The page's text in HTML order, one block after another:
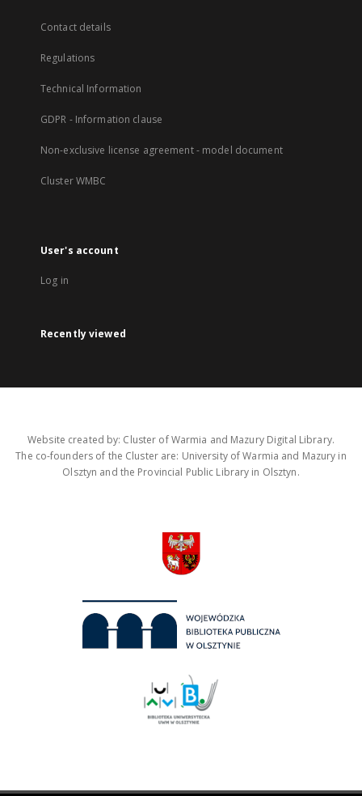
Contact details
Regulations
Technical Information
GDPR - Information clause
Non-exclusive license agreement - model document
Cluster WMBC
User's account
Log in
Recently viewed
Website created by: Cluster of Warmia and Mazury Digital Library.
The co-founders of the Cluster are: University of Warmia and Mazury in
Olsztyn and the Provincial Public Library in Olsztyn.